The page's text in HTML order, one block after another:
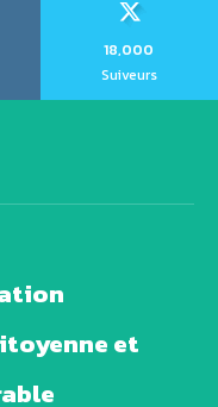
18,000
Suiveurs
et